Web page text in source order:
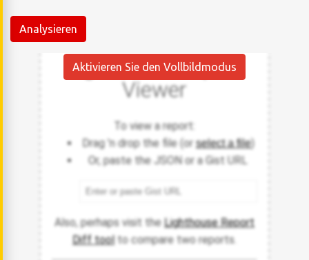
Analysieren
Aktivieren Sie den Vollbildmodus